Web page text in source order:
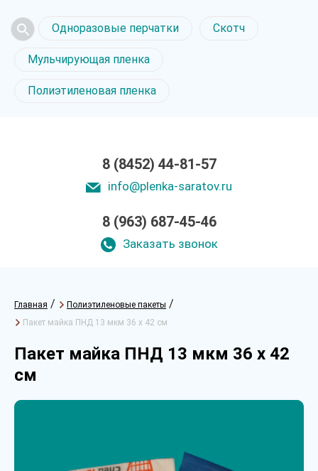
Одноразовые перчатки Скотч
Мульчирующая пленка
Полиэтиленовая пленка
8 (8452) 44-81-57
info@plenka-saratov.ru
8 (963) 687-45-46
Заказать звонок
Главная / Полиэтиленовые пакеты /
Пакет майка ПНД 13 мкм 36 х 42 см
Пакет майка ПНД 13 мкм 36 х 42
см